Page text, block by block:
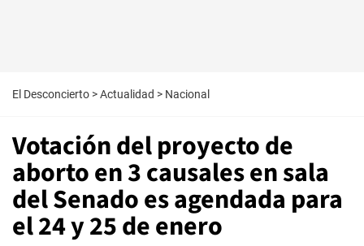
El Desconcierto >Actualidad > Nacional
Votación del proyecto de
aborto en 3 causales en sala
del Senado es agendada para
el 24 y 25 de enero